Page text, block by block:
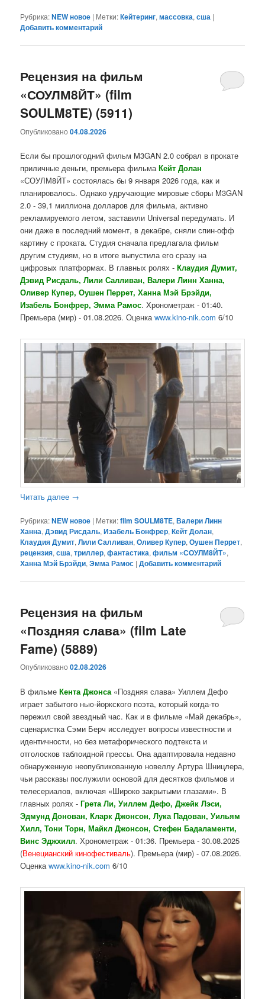
Рубрика:NEW новое | Метки:Кейтеринг,массовка,сша |
Добавить комментарий
Рецензия на фильм
«СОУЛМ8ЙТ» (film
SOULM8TE) (5911)
Опубликовано04.08.2026
Если бы прошлогодний фильм M3GAN 2.0 собрал в прокате
приличные деньги, премьера фильмаКейт Долан
«СОУЛМ8ЙТ» состоялась бы 9 января 2026 года, как и
планировалось. Однако удручающие мировые сборы M3GAN
2.0 - 39,1 миллиона долларов для фильма, активно
рекламируемого летом, заставили Universal передумать. И
они даже в последний момент, в декабре, сняли спин-офф
картину с проката. Студия сначала предлагала фильм
другим студиям, но в итоге выпустила его сразу на
цифровых платформах. В главных ролях -Клаудия Думит,
Дэвид Рисдаль, Лили Салливан, Валери Линн Ханна,
Оливер Купер, Оушен Перрет, Ханна Мэй Брэйди,
Изабель Бонфрер, Эмма Рамос. Хронометраж - 01:40.
Премьера (мир) - 01.08.2026. Оценкаwww.kino-nik.com 6/10
Читать далее →
Рубрика:NEW новое | Метки:film SOULM8TE,Валери Линн
Ханна,Дэвид Рисдаль,Изабель Бонфрер,Кейт Долан,
Клаудия Думит,Лили Салливан,Оливер Купер,Оушен Перрет,
рецензия,сша,триллер,фантастика,фильм «СОУЛМ8ЙТ»,
Ханна Мэй Брэйди,Эмма Рамос |Добавить комментарий
Рецензия на фильм
«Поздняя слава» (film Late
Fame) (5889)
Опубликовано02.08.2026
В фильмеКента Джонса «Поздняя слава» Уиллем Дефо
играет забытого нью-йоркского поэта, который когда-то
пережил свой звездный час. Как и в фильме «Май декабрь»,
сценаристка Сэми Берч исследует вопросы известности и
идентичности, но без метафорического подтекста и
отголосков таблоидной прессы. Она адаптировала недавно
обнаруженную неопубликованную новеллу Артура Шницлера,
чьи рассказы послужили основой для десятков фильмов и
телесериалов, включая «Широко закрытыми глазами». В
главных ролях -Грета Ли, Уиллем Дефо, Джейк Лэси,
Эдмунд Донован, Кларк Джонсон, Лука Падован, Уильям
Хилл, Тони Торн, Майкл Джонсон, Стефен Бадаламенти,
Винс Эджхилл. Хронометраж - 01:36. Премьера - 30.08.2025
(Венецианский кинофестиваль). Премьера (мир) - 07.08.2026.
Оценкаwww.kino-nik.com 6/10